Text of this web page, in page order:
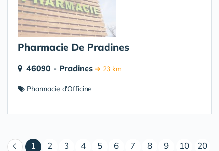
Pharmacie De Pradines
46090 - Pradines ➔ 23 km
Pharmacie d'Officine
1 (courant)
2 3 4 5 6 7 8 9 10
20